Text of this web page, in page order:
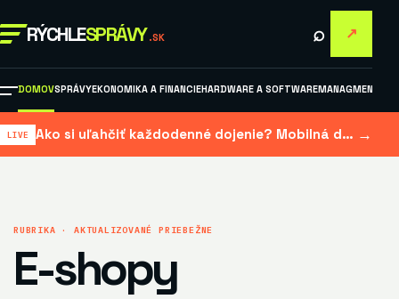
RÝCHLESPRÁVY .SK ⌕ ↗
DOMOVSPRÁVYEKONOMIKA A FINANCIEHARDWARE A SOFTWAREMANAGMENT A
Ako si uľahčiť každodenné dojenie? Mobilná dojačka šetrí čas aj námahu →
RUBRIKA · AKTUALIZOVANÉ PRIEBEŽNE
E-shopy